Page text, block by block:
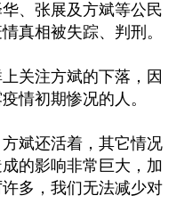
、张展及方斌等公民
真相被失踪、判刑。
关注方斌的下落，因
情初期惨况的人。
斌还活着，其它情况
的影响非常巨大，加
多，我们无法减少对